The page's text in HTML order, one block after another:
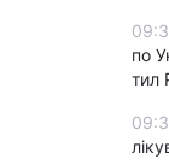
по
тил